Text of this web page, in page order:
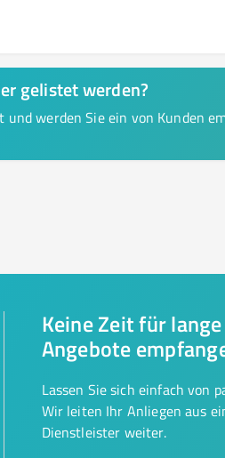
gelistet werden?
und werden Sie ein von Kunden
Keine Zeit für
Angebote
Lassen Sie sich einfach von
Wir leiten Ihr Anliegen aus
Dienstleister weiter.